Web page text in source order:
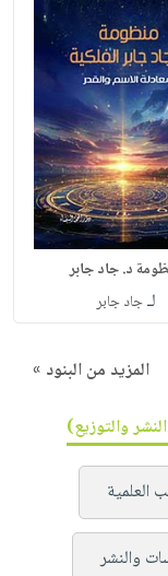
د. جاد جابر
لـجاد جابر
المزيد من البنود »
والتوزيع)
العلمية
والنشر